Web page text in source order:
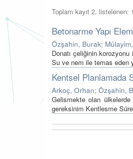
Toplam kayıt 2, listelenen:
Betonarme Yapı
Özşahin, Burak;
Donatı çeliğinin
Su ve nem ile temas eden
Kentsel Planlamada
Arkoç, Orhan; Özşahin,
Gelismekte olan
gereksinim Kentlesme